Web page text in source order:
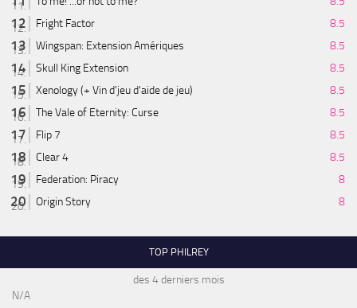
Fright Factor
8.5
Wingspan: Extension Amériques
8.5
Skull King Extension
8.5
Xenology (+ Vin d'jeu d'aide de jeu)
8.5
The Vale of Eternity: Curse
8.5
Flip 7
8.5
Clear 4
8.5
Federation: Piracy
8
Origin Story
8
TOP PHILREY
des 4 derniers mois
N/A